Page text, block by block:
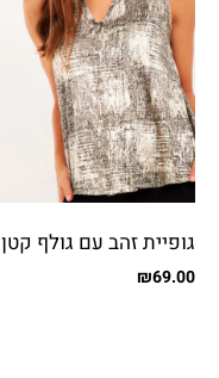
גופיית זהב עם גולף קטן
₪69.00